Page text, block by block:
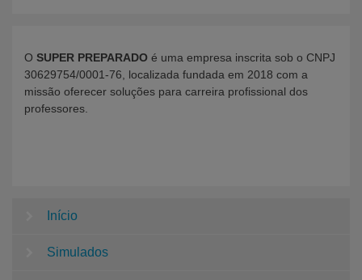
O SUPER PREPARADO é uma empresa inscrita sob o CNPJ
30629754/0001-76, localizada fundada em 2018 com a
missão oferecer soluções para carreira profissional dos
professores.
Início
Simulados